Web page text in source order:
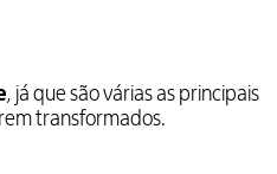
, já que são várias as principais
transformados.